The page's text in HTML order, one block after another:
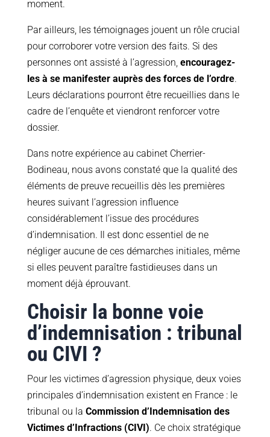
moment.
Par ailleurs, les témoignages jouent un rôle crucial
pour corroborer votre version des faits. Si des
personnes ont assisté à l’agression, encouragez-
les à se manifester auprès des forces de l’ordre.
Leurs déclarations pourront être recueillies dans le
cadre de l’enquête et viendront renforcer votre
dossier.
Dans notre expérience au cabinet Cherrier-
Bodineau, nous avons constaté que la qualité des
éléments de preuve recueillis dès les premières
heures suivant l’agression influence
considérablement l’issue des procédures
d’indemnisation. Il est donc essentiel de ne
négliger aucune de ces démarches initiales, même
si elles peuvent paraître fastidieuses dans un
moment déjà éprouvant.
Choisir la bonne voie
d’indemnisation : tribunal
ou CIVI ?
Pour les victimes d’agression physique, deux voies
principales d’indemnisation existent en France : le
tribunal ou la Commission d’Indemnisation des
Victimes d’Infractions (CIVI). Ce choix stratégique